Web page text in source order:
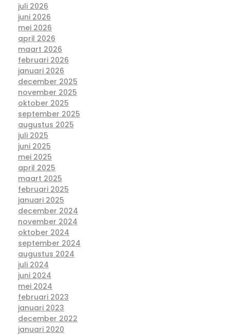
juli 2026
juni 2026
mei 2026
april 2026
maart 2026
februari 2026
januari 2026
december 2025
november 2025
oktober 2025
september 2025
augustus 2025
juli 2025
juni 2025
mei 2025
april 2025
maart 2025
februari 2025
januari 2025
december 2024
november 2024
oktober 2024
september 2024
augustus 2024
juli 2024
juni 2024
mei 2024
februari 2023
januari 2023
december 2022
januari 2020